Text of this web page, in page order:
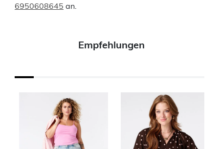
6950608645 an.
Empfehlungen